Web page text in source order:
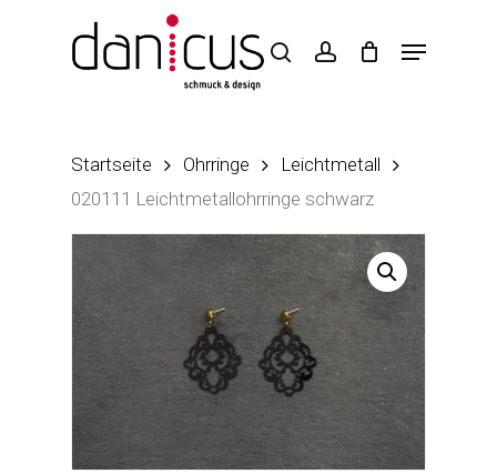
Startseite Ohrringe
Leichtmetall
020111 Leichtmetallohrringe schwarz